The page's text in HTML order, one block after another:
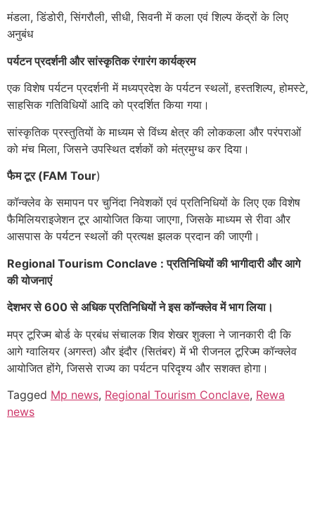
मंडला, डिंडोरी, सिंगरौली, सीधी, सिवनी में कला एवं शिल्प केंद्रों के लिए
अनुबंध
पर्यटन प्रदर्शनी और सांस्कृतिक रंगारंग कार्यक्रम
एक विशेष पर्यटन प्रदर्शनी में मध्यप्रदेश के पर्यटन स्थलों, हस्तशिल्प, होमस्टे,
साहसिक गतिविधियों आदि को प्रदर्शित किया गया।
सांस्कृतिक प्रस्तुतियों के माध्यम से विंध्य क्षेत्र की लोककला और परंपराओं
को मंच मिला, जिसने उपस्थित दर्शकों को मंत्रमुग्ध कर दिया।
फैम टूर (FAM Tour)
कॉन्क्लेव के समापन पर चुनिंदा निवेशकों एवं प्रतिनिधियों के लिए एक विशेष
फैमिलियराइजेशन टूर आयोजित किया जाएगा, जिसके माध्यम से रीवा और
आसपास के पर्यटन स्थलों की प्रत्यक्ष झलक प्रदान की जाएगी।
Regional Tourism Conclave : प्रतिनिधियों की भागीदारी और आगे
की योजनाएं
देशभर से 600 से अधिक प्रतिनिधियों ने इस कॉन्क्लेव में भाग लिया।
मप्र टूरिज्म बोर्ड के प्रबंध संचालक शिव शेखर शुक्ला ने जानकारी दी कि
आगे ग्वालियर (अगस्त) और इंदौर (सितंबर) में भी रीजनल टूरिज्म कॉन्क्लेव
आयोजित होंगे, जिससे राज्य का पर्यटन परिदृश्य और सशक्त होगा।
Tagged Mp news, Regional Tourism Conclave, Rewa
news